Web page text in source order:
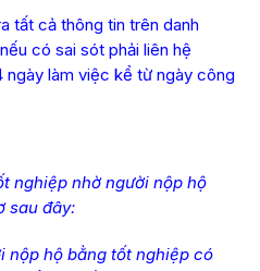
tất cả thông tin trên danh
có sai sót phải liên hệ
làm việc kể từ ngày công
nghiệp nhờ người nộp hộ
sau đây:
nộp hộ bằng tốt nghiệp có